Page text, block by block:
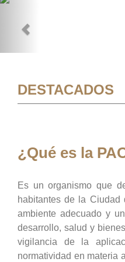
DESTACADOS
¿Qué es la
Es un organismo que
habitantes de la Ciudad
ambiente adecuado y
desarrollo, salud y
vigilancia de la
normatividad en materia